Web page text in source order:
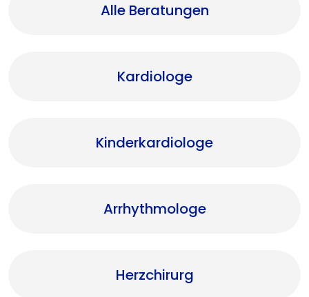
Alle Beratungen
Kardiologe
Kinderkardiologe
Arrhythmologe
Herzchirurg